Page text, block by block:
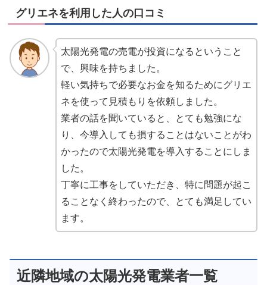
グリエネを利用した人の口コミ
太陽光発電の売電が投資になるということ
で、興味を持ちました。
軽い気持ちで必要なお金を知るためにグリエ
ネを使って見積もりを依頼しました。
業者の話を聞いていると、とても勉強にな
り、今導入しても損することはないことがわ
かったので太陽光発電を導入することにしま
した。
丁寧に工事をしていただき、特に問題が起こ
ることなく終わったので、とても満足してい
ます。
近隣地域の太陽光発電業者一覧